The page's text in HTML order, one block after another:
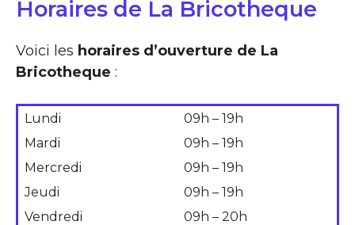
Horaires de La Bricotheque
Voici les horaires d’ouverture de La
Bricotheque :
Lundi
09h – 19h
Mardi
09h – 19h
Mercredi
09h – 19h
Jeudi
09h – 19h
Vendredi
09h – 20h